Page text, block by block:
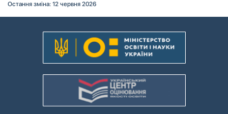
Остання зміна: 12 червня 2026